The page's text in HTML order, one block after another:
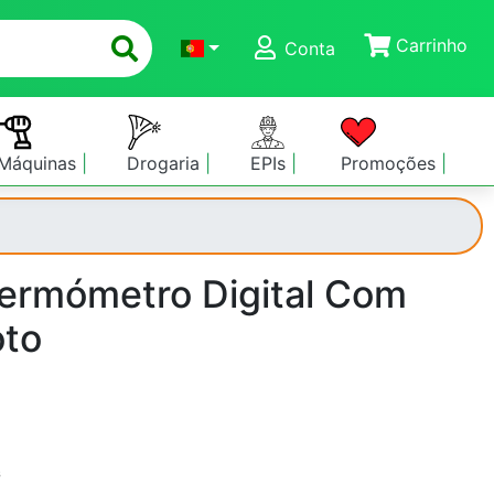
Conta
Carrinho
Drogaria EPIs Promoções
Digital Com